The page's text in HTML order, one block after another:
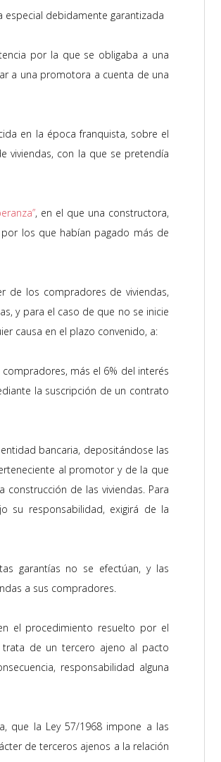
especial debidamente garantizada
por la que se obligaba a una
a una promotora a cuenta de una
en la época franquista, sobre el
viviendas, con la que se pretendía
, en el que una constructora,
los que habían pagado más de
de los compradores de viviendas,
y para el caso de que no se inicie
causa en el plazo convenido, a:
más el 6% del interés
la suscripción de un contrato
bancaria, depositándose las
al promotor y de la que
de las viviendas. Para
su responsabilidad, exigirá de la
garantías no se efectúan, y las
a sus compradores.
el procedimiento resuelto por el
de un tercero ajeno al pacto
responsabilidad alguna
que la Ley 57/1968 impone a las
de terceros ajenos a la relación